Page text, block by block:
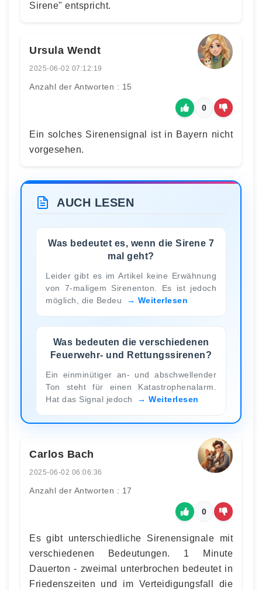
Sirene" entspricht.
Ursula Wendt
2025-06-02 07:12:19
Anzahl der Antworten : 15
0
Ein solches Sirenensignal ist in Bayern nicht
vorgesehen.
AUCH LESEN
Was bedeutet es, wenn die Sirene 7
mal geht?
Leider gibt es im Artikel keine Erwähnung
von 7-maligem Sirenenton. Es ist jedoch
möglich, die Bedeu
Weiterlesen
Was bedeuten die verschiedenen
Feuerwehr- und Rettungssirenen?
Ein einminütiger an- und abschwellender
Ton steht für einen Katastrophenalarm.
Hat das Signal jedoch
Weiterlesen
Carlos Bach
2025-06-02 06:06:36
Anzahl der Antworten : 17
0
Es gibt unterschiedliche Sirenensignale mit
verschiedenen Bedeutungen. 1 Minute
Dauerton - zweimal unterbrochen bedeutet in
Friedenszeiten und im Verteidigungsfall die